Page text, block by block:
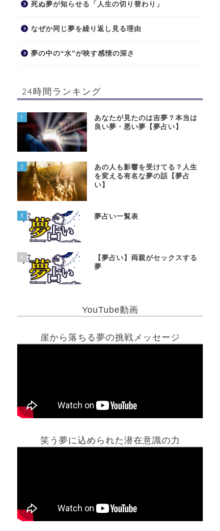
死ぬ夢が知らせる「人生の切り替わり」
なぜか同じ夢を繰り返し見る理由
夢の中の“水”が映す感情の深さ
24時間ランキング
1
あなたが見たのは吉夢？本当は
良い夢・悪い夢【夢占い】
2
あの人も影響を受けてる？人生
を変える有名な夢の話【夢占
い】
3 夢占い一覧表
4
【夢占い】両親がセックスする
夢
YouTube動画
崖から落ちる夢の挑戦メッセージ
笑う夢に込められた潜在意識の力